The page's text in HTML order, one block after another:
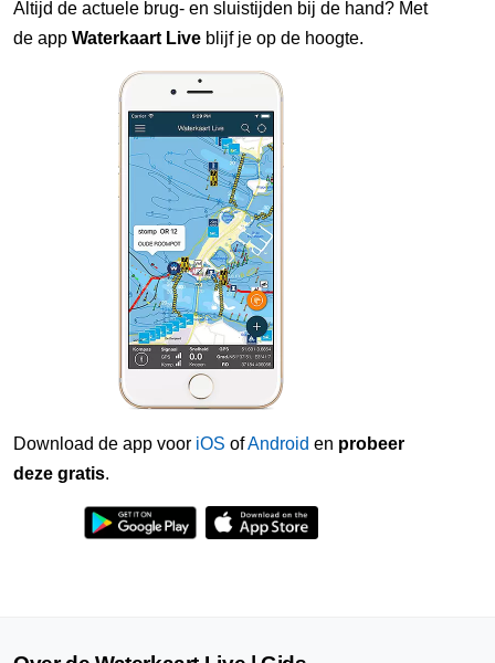
Altijd de actuele brug- en sluistijden bij de hand? Met
de app Waterkaart Live blijf je op de hoogte.
Download de app voor iOS ofAndroid en probeer
deze gratis.